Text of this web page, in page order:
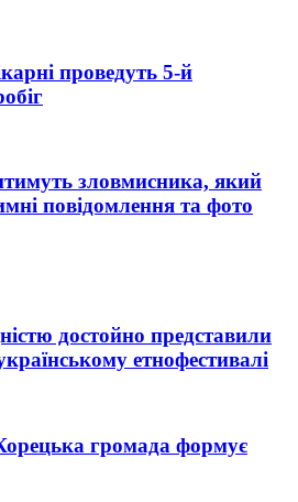
проведуть 5-й
зловмисника, який
повідомлення та фото
достойно представили
етнофестивалі
громада формує